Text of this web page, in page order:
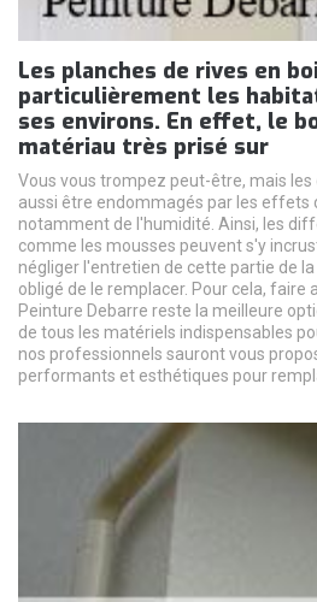
Les planches de rives en
particulièrement les
ses environs. En effet, le
matériau très prisé sur
Vous vous trompez peut-être, mais
aussi être endommagés par les effets
notamment de l'humidité. Ainsi, les
comme les mousses peuvent s'y
négliger l'entretien de cette partie de
obligé de le remplacer. Pour cela, faire
Peinture Debarre reste la meilleure
de tous les matériels indispensables
nos professionnels sauront vous
performants et esthétiques pour